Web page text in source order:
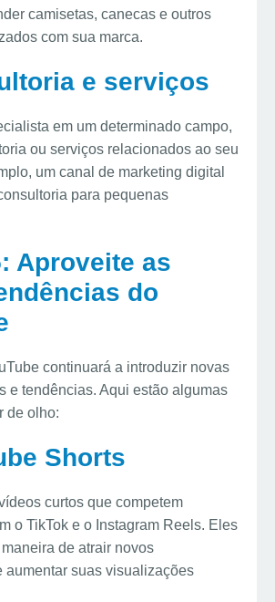
camisetas, canecas e outros
com sua marca.
e serviços
em um determinado campo,
ou serviços relacionados ao seu
um canal de marketing digital
para pequenas
Aproveite as
do
continuará a introduzir novas
e tendências. Aqui estão algumas
de olho:
Shorts
curtos que competem
o TikTok e o Instagram Reels. Eles
de atrair novos
aumentar suas visualizações